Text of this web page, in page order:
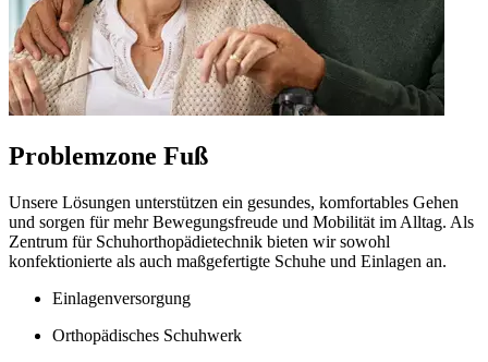
Problemzone Fuß
Unsere Lösungen unterstützen ein gesundes, komfortables Gehen
und sorgen für mehr Bewegungsfreude und Mobilität im Alltag. Als
Zentrum für Schuhorthopädietechnik bieten wir sowohl
konfektionierte als auch maßgefertigte Schuhe und Einlagen an.
Einlagenversorgung
Orthopädisches Schuhwerk